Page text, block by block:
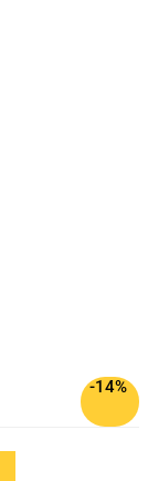
-14%